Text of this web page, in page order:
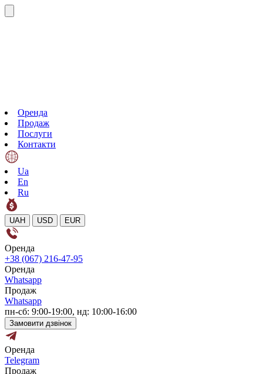
Оренда
Продаж
Послуги
Контакти
Ua
En
Ru
UAH USD EUR
Оренда
+38 (067) 216-47-95
Оренда
Whatsapp
Продаж
Whatsapp
пн-сб: 9:00-19:00, нд: 10:00-16:00
Замовити дзвінок
Оренда
Telegram
Продаж